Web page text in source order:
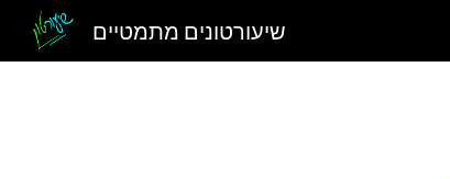
שיעורטונים מתמטיים